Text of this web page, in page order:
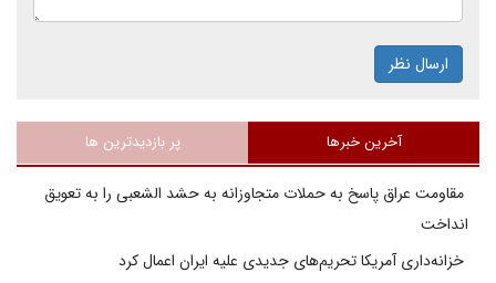
ارسال نظر
آخرین خبرها پر بازدیدترین ها
مقاومت عراق پاسخ به حملات متجاوزانه به حشد الشعبی را به تعویق
انداخت
خزانه‌داری آمریکا تحریم‌های جدیدی علیه ایران اعمال کرد